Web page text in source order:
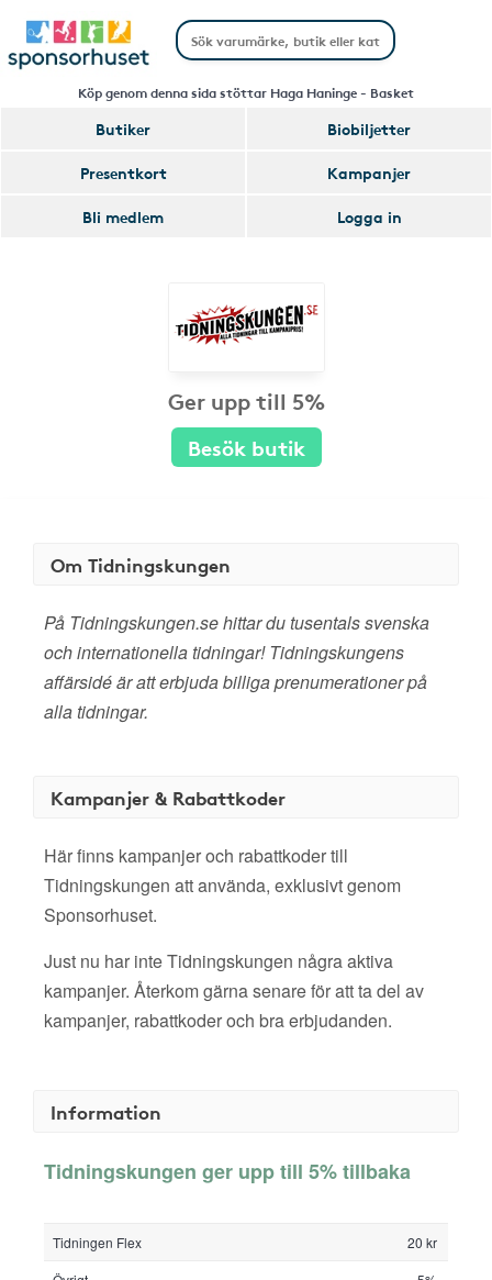
Köp genom denna sida stöttar Haga Haninge - Basket
Butiker
Biobiljetter
Presentkort
Kampanjer
Bli medlem
Logga in
Ger upp till 5%
Besök butik
Om Tidningskungen
På Tidningskungen.se hittar du tusentals svenska
och internationella tidningar! Tidningskungens
affärsidé är att erbjuda billiga prenumerationer på
alla tidningar.
Kampanjer & Rabattkoder
Här finns kampanjer och rabattkoder till
Tidningskungen att använda, exklusivt genom
Sponsorhuset.
Just nu har inte Tidningskungen några aktiva
kampanjer. Återkom gärna senare för att ta del av
kampanjer, rabattkoder och bra erbjudanden.
Information
Tidningskungen ger upp till 5% tillbaka
Tidningen Flex
20 kr